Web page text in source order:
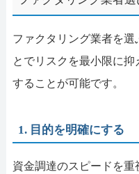
ファクタリング業者を選
とでリスクを最小限に
することが可能です。
1. 目的を明確にする
資金調達のスピードを